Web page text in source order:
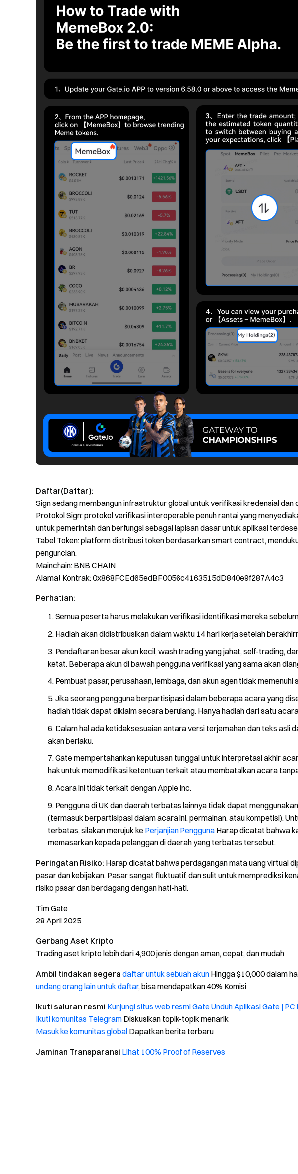
Daftar(Daftar):
Sign sedang membangun infrastruktur global untuk verifikasi kredensial dan
Protokol Sign: protokol verifikasi interoperable penuh rantai yang
untuk pemerintah dan berfungsi sebagai lapisan dasar untuk aplikasi
Tabel Token: platform distribusi token berdasarkan smart contract,
penguncian.
Mainchain: BNB CHAIN
Alamat Kontrak: 0x868FCEd65edBF0056c4163515dD840e9f287A4c3
Perhatian:
Semua peserta harus melakukan verifikasi identifikasi mereka
Hadiah akan didistribusikan dalam waktu 14 hari kerja setelah
Pendaftaran besar akun kecil, wash trading yang jahat, self-trading,
ketat. Beberapa akun di bawah pengguna verifikasi yang sama akan
Pembuat pasar, perusahaan, lembaga, dan akun agen tidak
Jika seorang pengguna berpartisipasi dalam beberapa acara yang
hadiah tidak dapat diklaim secara berulang. Hanya hadiah dari satu
Dalam hal ada ketidaksesuaian antara versi terjemahan dan teks asli
akan berlaku.
Gate mempertahankan keputusan tunggal untuk interpretasi akhir
hak untuk memodifikasi ketentuan terkait atau membatalkan acara
Acara ini tidak terkait dengan Apple Inc.
Pengguna di UK dan daerah terbatas lainnya tidak dapat
(termasuk berpartisipasi dalam acara ini, permainan, atau kompetisi).
terbatas, silakan merujuk ke Perjanjian Pengguna Harap dicatat bahwa
memasarkan kepada pelanggan di daerah yang terbatas tersebut.
Peringatan Risiko: Harap dicatat bahwa perdagangan mata uang virtual
pasar dan kebijakan. Pasar sangat fluktuatif, dan sulit untuk memprediksi
risiko pasar dan berdagang dengan hati-hati.
Tim Gate
28 April 2025
Gerbang Aset Kripto
Trading aset kripto lebih dari 4,900 jenis dengan aman, cepat, dan mudah
Ambil tindakan segera daftar untuk sebuah akun Hingga $10,000 dalam
undang orang lain untuk daftar, bisa mendapatkan 40% Komisi
Ikuti saluran resmi Kunjungi situs web resmi GateUnduh Aplikasi Gate | PC
Ikuti komunitas Telegram Diskusikan topik-topik menarik
Masuk ke komunitas global Dapatkan berita terbaru
Jaminan Transparansi Lihat 100% Proof of Reserves